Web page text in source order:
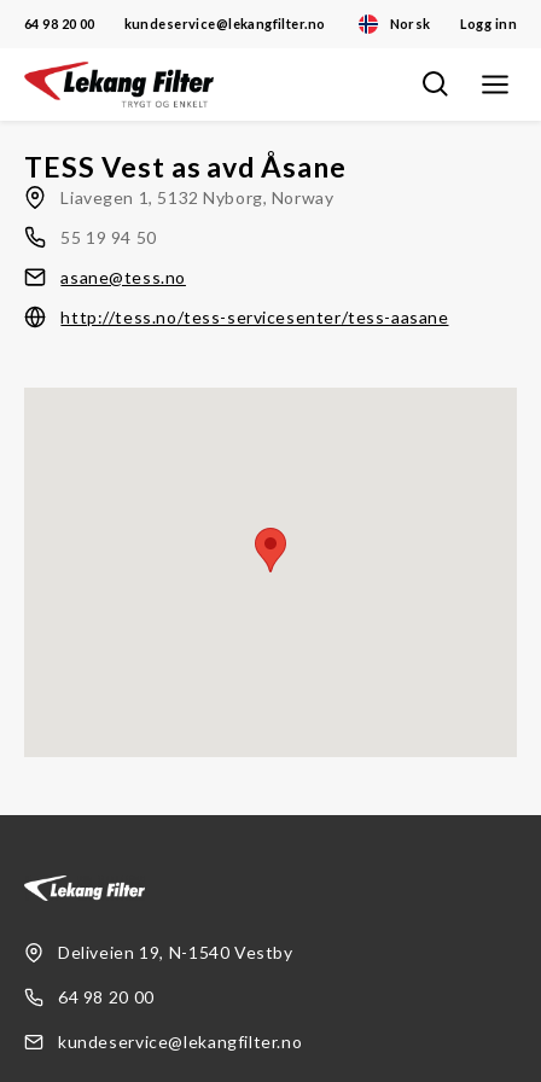
Norsk Logg inn
64 98 20 00 kundeservice@lekangfilter.no
Skip
content
Toggle
TESS Vest as avd Åsane
Liavegen 1, 5132 Nyborg, Norway
55 19 94 50
asane@tess.no
http://tess.no/tess-servicesenter/tess-aasane
Deliveien 19, N-1540 Vestby
64 98 20 00
kundeservice@lekangfilter.no